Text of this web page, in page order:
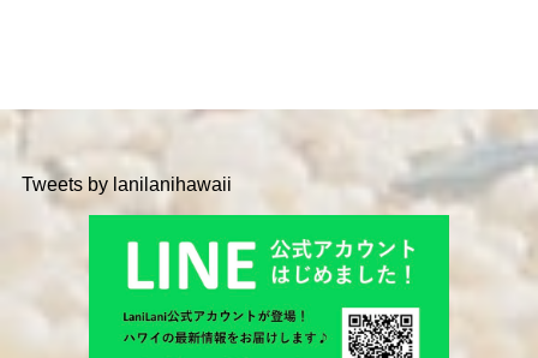
Tweets by lanilanihawaii